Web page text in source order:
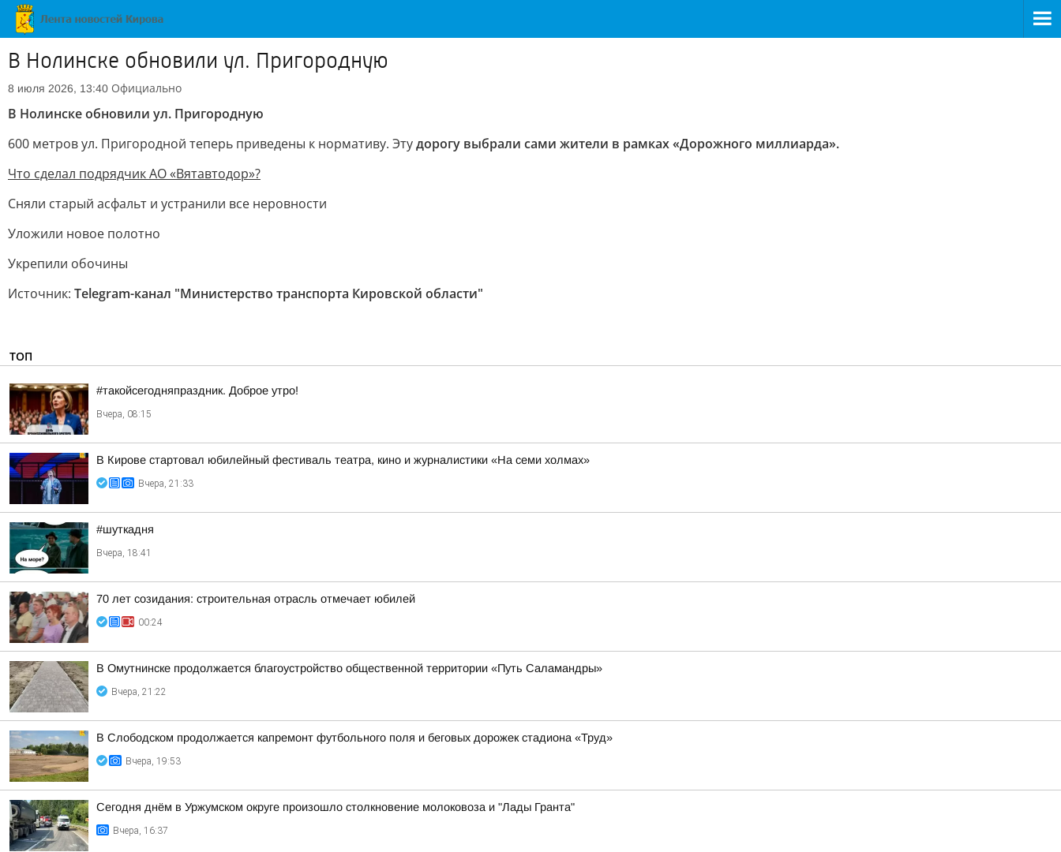
В Нолинске обновили ул. Пригородную
8 июля 2026, 13:40 Официально
В Нолинске обновили ул. Пригородную
600 метров ул. Пригородной теперь приведены к нормативу. Этудорогу выбрали сами жители в рамках «Дорожного миллиарда».
Что сделал подрядчик АО «Вятавтодор»?
Сняли старый асфальт и устранили все неровности
Уложили новое полотно
Укрепили обочины
Источник: Telegram-канал "Министерство транспорта Кировской области"
ТОП
#такойсегодняпраздник. Доброе утро!
Вчера, 08:15
В Кирове стартовал юбилейный фестиваль театра, кино и журналистики «На семи холмах»
Вчера, 21:33
#шуткадня
Вчера, 18:41
70 лет созидания: строительная отрасль отмечает юбилей
00:24
В Омутнинске продолжается благоустройство общественной территории «Путь Саламандры»
Вчера, 21:22
В Слободском продолжается капремонт футбольного поля и беговых дорожек стадиона «Труд»
Вчера, 19:53
Сегодня днём в Уржумском округе произошло столкновение молоковоза и "Лады Гранта"
Вчера, 16:37